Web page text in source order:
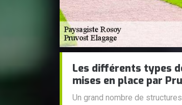
Les différents types
mises en place par
Un grand nombre de